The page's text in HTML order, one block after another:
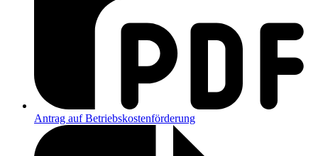
Antrag auf Betriebskostenförderung